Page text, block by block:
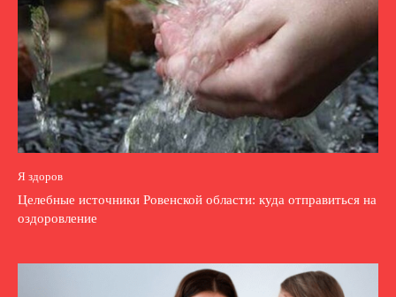
Я здоров
Целебные источники Ровенской области: куда отправиться на
оздоровление